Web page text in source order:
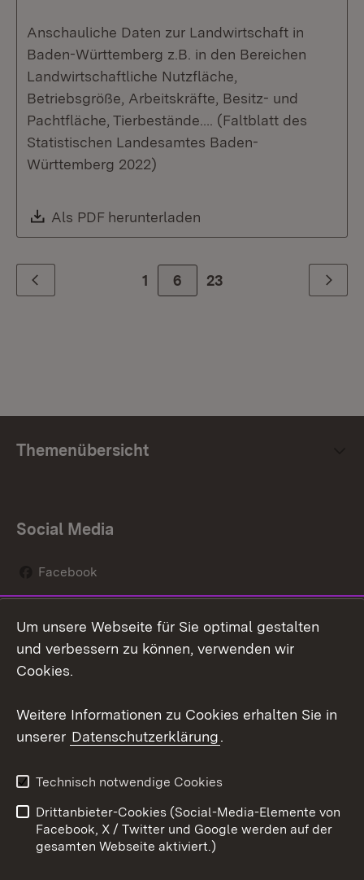
Anschauliche Daten zur Landwirtschaft in
Baden-Württemberg z.B. in den Bereichen
Landwirtschaftliche Nutzfläche,
Betriebsgröße, Arbeitskräfte, Besitz- und
Pachtfläche, Tierbestände…. (Faltblatt des
Statistischen Landesamtes Baden-
Württemberg 2022)
Download:
Als PDF herunterladen
Zurück 1 Zur Seite
6 23 Weiter
Themenübersicht
Social Media
Facebook
Social Wall
Youtube
Kontakt
Datenschutz
Barrierefreiheit
Impressum Cookies
Um unsere Webseite für Sie optimal gestalten
und verbessern zu können, verwenden wir
Cookies.
Weitere Informationen zu Cookies erhalten Sie in
unserer Datenschutzerklärung.
Technisch notwendige Cookies
Drittanbieter-Cookies (Social-Media-Elemente von
Facebook, X / Twitter und Google werden auf der
gesamten Webseite aktiviert.)